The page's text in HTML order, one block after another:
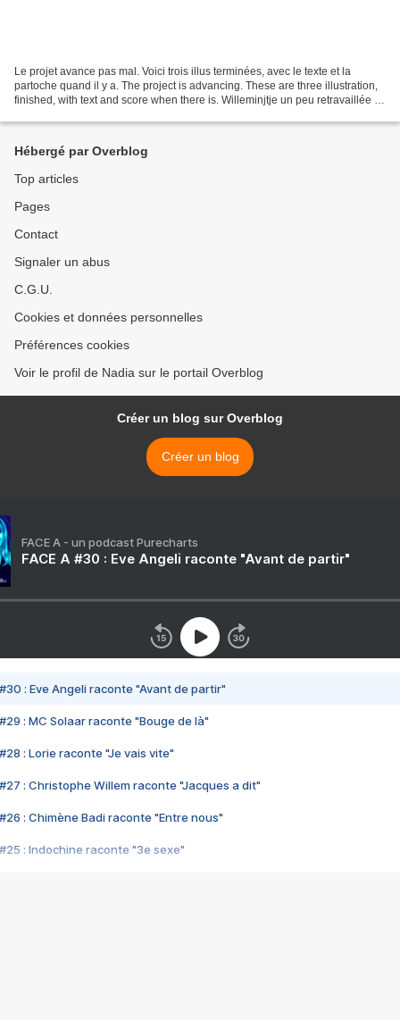
Le projet avance pas mal. Voici trois illus terminées, avec le texte et la
partoche quand il y a. The project is advancing. These are three illustration,
finished, with text and score when there is. Willeminjtje un peu retravaillée +
Hébergé par Overblog
Top articles
Pages
Contact
Signaler un abus
C.G.U.
Cookies et données personnelles
Préférences cookies
Voir le profil de Nadia sur le portail Overblog
Créer un blog sur Overblog
Créer un blog
FACE A - un podcast Purecharts
FACE A #30 : Eve Angeli raconte "Avant de partir"
#30 : Eve Angeli raconte "Avant de partir"
#29 : MC Solaar raconte "Bouge de là"
#28 : Lorie raconte "Je vais vite"
#27 : Christophe Willem raconte "Jacques a dit"
#26 : Chimène Badi raconte "Entre nous"
#25 : Indochine raconte "3e sexe"